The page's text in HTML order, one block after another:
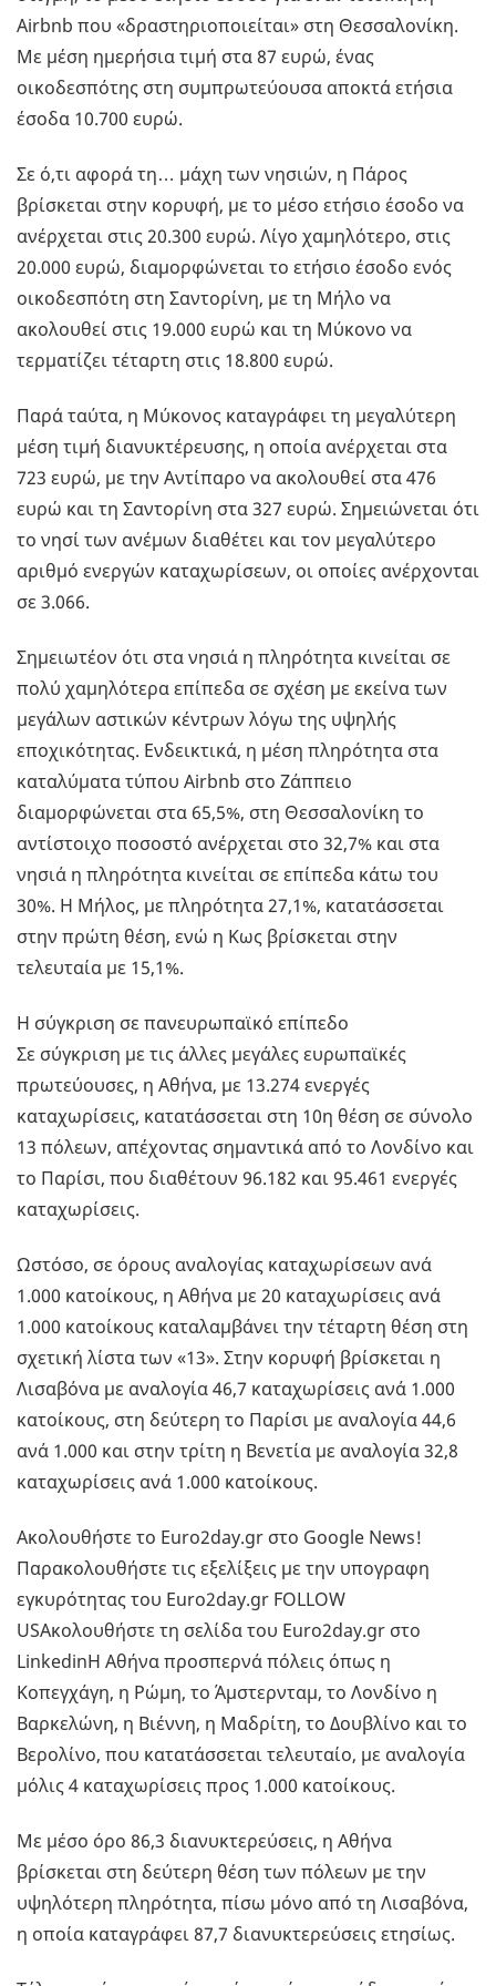
Airbnb που «δραστηριοποιείται» στη Θεσσαλονίκη.
Με μέση ημερήσια τιμή στα 87 ευρώ, ένας
οικοδεσπότης στη συμπρωτεύουσα αποκτά ετήσια
έσοδα 10.700 ευρώ.
Σε ό,τι αφορά τη… μάχη των νησιών, η Πάρος
βρίσκεται στην κορυφή, με το μέσο ετήσιο έσοδο να
ανέρχεται στις 20.300 ευρώ. Λίγο χαμηλότερο, στις
20.000 ευρώ, διαμορφώνεται το ετήσιο έσοδο ενός
οικοδεσπότη στη Σαντορίνη, με τη Μήλο να
ακολουθεί στις 19.000 ευρώ και τη Μύκονο να
τερματίζει τέταρτη στις 18.800 ευρώ.
Παρά ταύτα, η Μύκονος καταγράφει τη μεγαλύτερη
μέση τιμή διανυκτέρευσης, η οποία ανέρχεται στα
723 ευρώ, με την Αντίπαρο να ακολουθεί στα 476
ευρώ και τη Σαντορίνη στα 327 ευρώ. Σημειώνεται ότι
το νησί των ανέμων διαθέτει και τον μεγαλύτερο
αριθμό ενεργών καταχωρίσεων, οι οποίες ανέρχονται
σε 3.066.
Σημειωτέον ότι στα νησιά η πληρότητα κινείται σε
πολύ χαμηλότερα επίπεδα σε σχέση με εκείνα των
μεγάλων αστικών κέντρων λόγω της υψηλής
εποχικότητας. Ενδεικτικά, η μέση πληρότητα στα
καταλύματα τύπου Airbnb στο Ζάππειο
διαμορφώνεται στα 65,5%, στη Θεσσαλονίκη το
αντίστοιχο ποσοστό ανέρχεται στο 32,7% και στα
νησιά η πληρότητα κινείται σε επίπεδα κάτω του
30%. Η Μήλος, με πληρότητα 27,1%, κατατάσσεται
στην πρώτη θέση, ενώ η Κως βρίσκεται στην
τελευταία με 15,1%.
Η σύγκριση σε πανευρωπαϊκό επίπεδο
Σε σύγκριση με τις άλλες μεγάλες ευρωπαϊκές
πρωτεύουσες, η Αθήνα, με 13.274 ενεργές
καταχωρίσεις, κατατάσσεται στη 10η θέση σε σύνολο
13 πόλεων, απέχοντας σημαντικά από το Λονδίνο και
το Παρίσι, που διαθέτουν 96.182 και 95.461 ενεργές
καταχωρίσεις.
Ωστόσο, σε όρους αναλογίας καταχωρίσεων ανά
1.000 κατοίκους, η Αθήνα με 20 καταχωρίσεις ανά
1.000 κατοίκους καταλαμβάνει την τέταρτη θέση στη
σχετική λίστα των «13». Στην κορυφή βρίσκεται η
Λισαβόνα με αναλογία 46,7 καταχωρίσεις ανά 1.000
κατοίκους, στη δεύτερη το Παρίσι με αναλογία 44,6
ανά 1.000 και στην τρίτη η Βενετία με αναλογία 32,8
καταχωρίσεις ανά 1.000 κατοίκους.
Ακολουθήστε το Euro2day.gr στο Google News!
Παρακολουθήστε τις εξελίξεις με την υπογραφη
εγκυρότητας του Euro2day.gr FOLLOW
USΑκολουθήστε τη σελίδα του Euro2day.gr στο
LinkedinΗ Αθήνα προσπερνά πόλεις όπως η
Κοπεγχάγη, η Ρώμη, το Άμστερνταμ, το Λονδίνο η
Βαρκελώνη, η Βιέννη, η Μαδρίτη, το Δουβλίνο και το
Βερολίνο, που κατατάσσεται τελευταίο, με αναλογία
μόλις 4 καταχωρίσεις προς 1.000 κατοίκους.
Με μέσο όρο 86,3 διανυκτερεύσεις, η Αθήνα
βρίσκεται στη δεύτερη θέση των πόλεων με την
υψηλότερη πληρότητα, πίσω μόνο από τη Λισαβόνα,
η οποία καταγράφει 87,7 διανυκτερεύσεις ετησίως.